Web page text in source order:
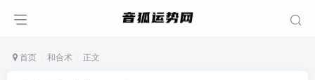
首页 和合术 正文